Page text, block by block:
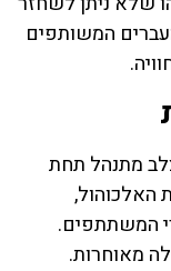
המשותפים
מתנהל תחת
האלכוהול,
המשתתפים.
מאוחרות.